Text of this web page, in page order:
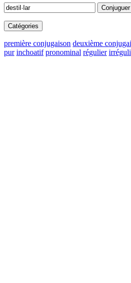
Conjuguer
Catégories
première conjugaison deuxième
pur inchoatif pronominal régulier